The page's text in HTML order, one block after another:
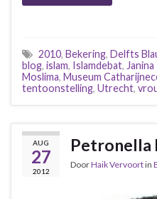
2010, Bekering, Delfts
blog, islam, Islamdebat,
Moslima, Museum
tentoonstelling, Utrecht,
AUG
27
2012
Petronella
DoorHaik Vervoortin